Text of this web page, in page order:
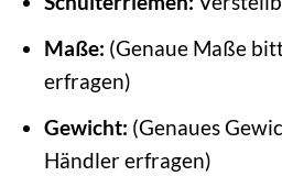
Maße: (Genaue Maße
erfragen)
Gewicht: (Genaues
Händler erfragen)